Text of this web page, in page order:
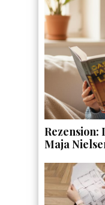
Rezension:
Maja